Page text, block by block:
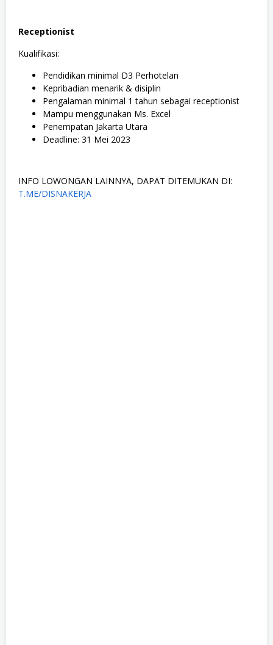
Receptionist
Kualifikasi:
Pendidikan minimal D3 Perhotelan
Kepribadian menarik & disiplin
Pengalaman minimal 1 tahun sebagai receptionist
Mampu menggunakan Ms. Excel
Penempatan Jakarta Utara
Deadline: 31 Mei 2023
INFO LOWONGAN LAINNYA, DAPAT DITEMUKAN DI:
T.ME/DISNAKERJA